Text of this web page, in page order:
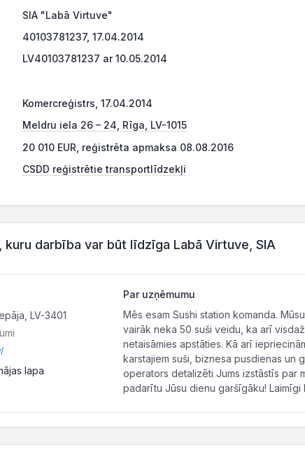
SIA "Labā Virtuve"
40103781237, 17.04.2014
LV40103781237 ar 10.05.2014
Komercreģistrs, 17.04.2014
Meldru iela 26 – 24, Rīga, LV-1015
20 010 EUR, reģistrēta apmaksa 08.08.2016
CSDD reģistrētie transportlīdzekļi
kuru darbība var būt līdzīga Labā Virtuve, SIA
LV-3401
lapa
Par uzņēmumu
Mēs esam Sushi station komanda.
vairāk neka 50 suši veidu, ka arī
netaisāmies apstāties. Kā arī
karstajiem suši, biznesa pusdienas un
operators detalizēti Jums izstāstīs par
padarītu Jūsu dienu garšīgāku! Laimīgi